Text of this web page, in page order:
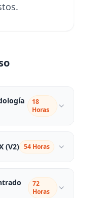
18
Horas
(V2) 54 Horas
72
Horas